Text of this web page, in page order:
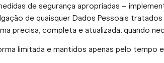
de segurança apropriadas –
de quaisquer Dados Pessoais
precisa, completa e atualizada, quando
limitada e mantidos apenas pelo